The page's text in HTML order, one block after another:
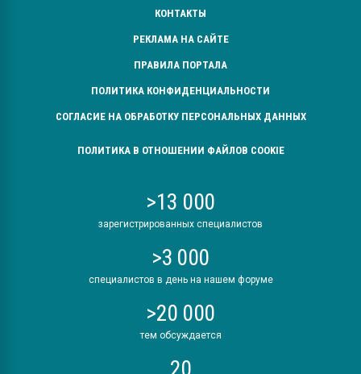
КОНТАКТЫ
РЕКЛАМА НА САЙТЕ
ПРАВИЛА ПОРТАЛА
ПОЛИТИКА КОНФИДЕНЦИАЛЬНОСТИ
СОГЛАСИЕ НА ОБРАБОТКУ ПЕРСОНАЛЬНЫХ ДАННЫХ
ПОЛИТИКА В ОТНОШЕНИИ ФАЙЛОВ COOKIE
>13 000
зарегистрированных специалистов
>3 000
специалистов в день на нашем форуме
>20 000
тем обсуждается
20